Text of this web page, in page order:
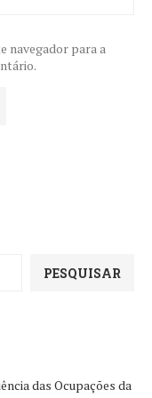
navegador para a
PESQUISAR
das Ocupações da